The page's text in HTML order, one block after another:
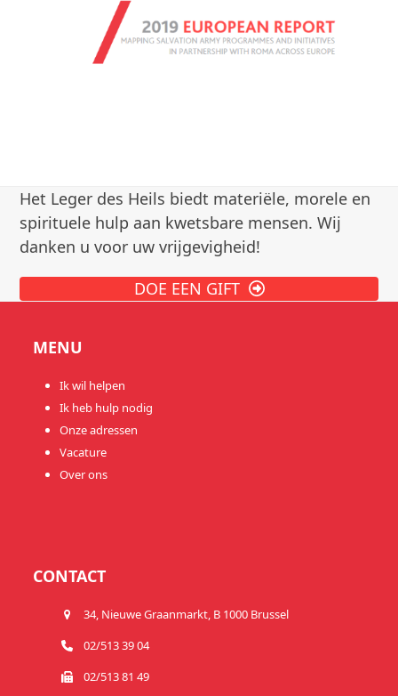
Het Leger des Heils biedt materiële, morele en
spirituele hulp aan kwetsbare mensen. Wij
danken u voor uw vrijgevigheid!
DOE EEN GIFT
MENU
Ik wil helpen
Ik heb hulp nodig
Onze adressen
Vacature
Over ons
CONTACT
34, Nieuwe Graanmarkt, B 1000 Brussel
02/513 39 04
02/513 81 49